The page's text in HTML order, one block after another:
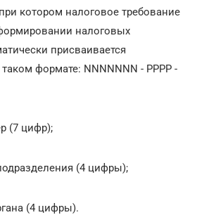
котором налоговое требование
налоговых
присваивается
формате: NNNNNNN - PPPP -
(7 цифр);
(4 цифры);
(4 цифры).